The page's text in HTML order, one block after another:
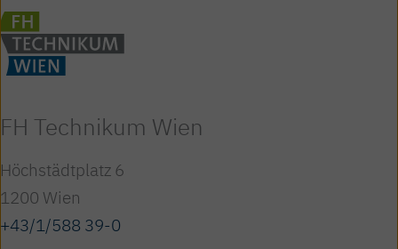
FH Technikum Wien
Höchstädtplatz 6
1200 Wien
+43/1/588 39-0